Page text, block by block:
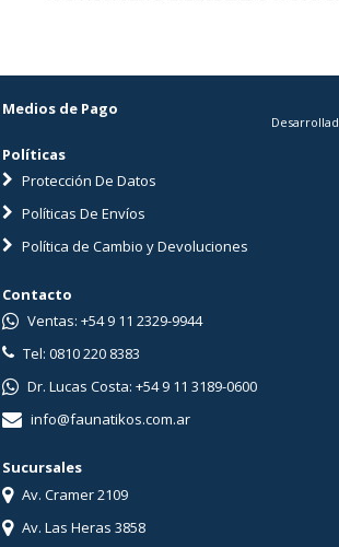
Medios de Pago
Políticas
Protección De Datos
Políticas De Envíos
Política de Cambio y Devoluciones
Contacto
Ventas: +54 9 11 2329-9944
Tel: 0810 220 8383
Dr. Lucas Costa: +54 9 11 3189-0600
info@faunatikos.com.ar
Sucursales
Av. Cramer 2109
Av. Las Heras 3858